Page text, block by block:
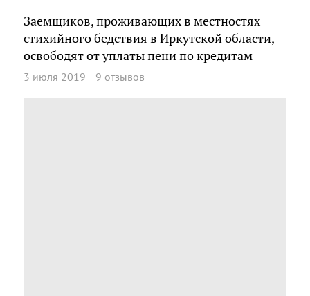
Заемщиков, проживающих в местностях
стихийного бедствия в Иркутской области,
освободят от уплаты пени по кредитам
3 июля 2019 9 отзывов